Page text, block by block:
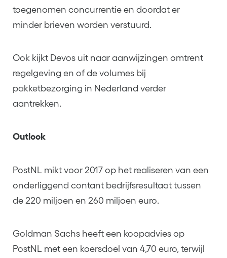
toegenomen concurrentie en doordat er
minder brieven worden verstuurd.
Ook kijkt Devos uit naar aanwijzingen omtrent
regelgeving en of de volumes bij
pakketbezorging in Nederland verder
aantrekken.
Outlook
PostNL mikt voor 2017 op het realiseren van een
onderliggend contant bedrijfsresultaat tussen
de 220 miljoen en 260 miljoen euro.
Goldman Sachs heeft een koopadvies op
PostNL met een koersdoel van 4,70 euro, terwijl